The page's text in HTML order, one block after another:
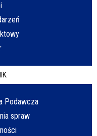
Podawcza
spraw